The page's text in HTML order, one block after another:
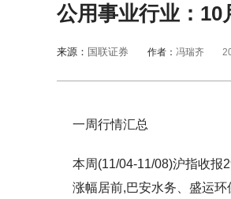
公用事业行业：10
来源： 国联证券 作者： 冯瑞齐
一周行情汇总
本周(11/04-11/08)沪指收报
涨幅居前,巴安水务、盛运环